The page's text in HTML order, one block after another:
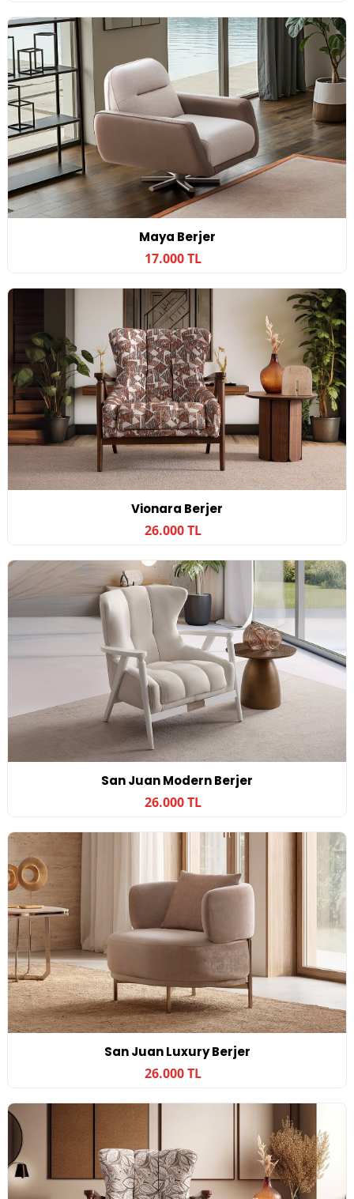
Maya Berjer
17.000 TL
Vionara Berjer
26.000 TL
San Juan Modern Berjer
26.000 TL
San Juan Luxury Berjer
26.000 TL